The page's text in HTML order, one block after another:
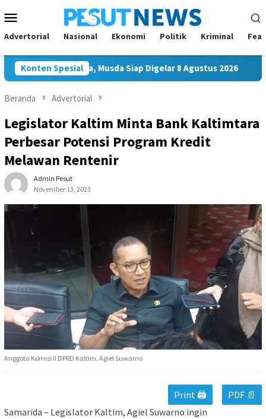
ke
kontenMobile
Advertorial Nasional Ekonomi Politik Kriminal
Konten Spesial
Samarinda, Musda Siap Digelar 8 Agustus 2026
Beranda Advertorial
Legislator Kaltim Minta Bank Kaltimtara
Perbesar Potensi Program Kredit
Melawan Rentenir
Admin Pesut
November 13, 2023
Anggota Komisi II DPRD Kaltim, Agiel Suwarno
Print 🖨
PDF 📄
Samarida – Legislator Kaltim, Agiel Suwarno ingin